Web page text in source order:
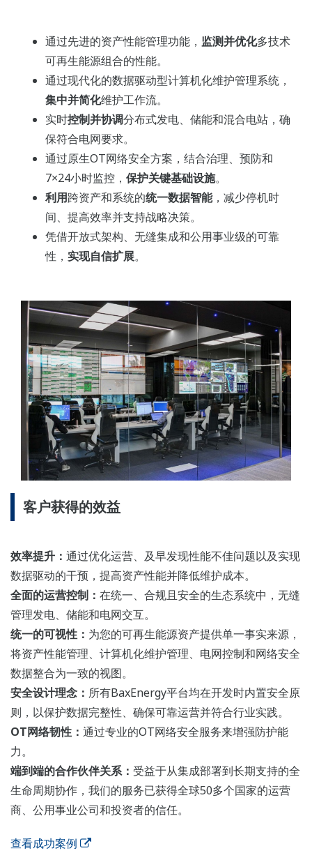
通过先进的资产性能管理功能， 监测并优化多技术
可再生能源组合的性能。
通过现代化的数据驱动型计算机化维护管理系统，
集中并简化维护工作流。
实时控制并协调分布式发电、储能和混合电站，确
保符合电网要求。
通过原生OT网络安全方案，结合治理、预防和
7×24小时监控， 保护关键基础设施。
利用跨资产和系统的统一数据智能，减少停机时
间、提高效率并支持战略决策。
凭借开放式架构、无缝集成和公用事业级的可靠
性， 实现自信扩展。
客户获得的效益
效率提升： 通过优化运营、及早发现性能不佳问题以及实现
数据驱动的干预，提高资产性能并降低维护成本。
全面的运营控制： 在统一、合规且安全的生态系统中，无缝
管理发电、储能和电网交互。
统一的可视性： 为您的可再生能源资产提供单一事实来源，
将资产性能管理、计算机化维护管理、电网控制和网络安全
数据整合为一致的视图。
安全设计理念： 所有BaxEnergy平台均在开发时内置安全原
则，以保护数据完整性、确保可靠运营并符合行业实践。
OT网络韧性： 通过专业的OT网络安全服务来增强防护能
力。
端到端的合作伙伴关系： 受益于从集成部署到长期支持的全
生命周期协作，我们的服务已获得全球50多个国家的运营
商、公用事业公司和投资者的信任。
查看成功案例